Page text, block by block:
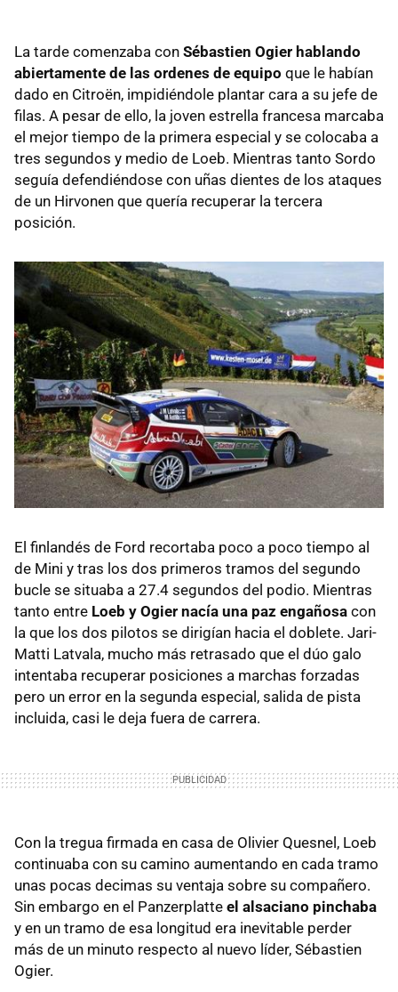
La tarde comenzaba con Sébastien Ogier hablando
abiertamente de las ordenes de equipo que le habían
dado en Citroën, impidiéndole plantar cara a su jefe de
filas. A pesar de ello, la joven estrella francesa marcaba
el mejor tiempo de la primera especial y se colocaba a
tres segundos y medio de Loeb. Mientras tanto Sordo
seguía defendiéndose con uñas dientes de los ataques
de un Hirvonen que quería recuperar la tercera
posición.
El finlandés de Ford recortaba poco a poco tiempo al
de Mini y tras los dos primeros tramos del segundo
bucle se situaba a 27.4 segundos del podio. Mientras
tanto entre Loeb y Ogier nacía una paz engañosa con
la que los dos pilotos se dirigían hacia el doblete. Jari-
Matti Latvala, mucho más retrasado que el dúo galo
intentaba recuperar posiciones a marchas forzadas
pero un error en la segunda especial, salida de pista
incluida, casi le deja fuera de carrera.
Con la tregua firmada en casa de Olivier Quesnel, Loeb
continuaba con su camino aumentando en cada tramo
unas pocas decimas su ventaja sobre su compañero.
Sin embargo en el Panzerplatte el alsaciano pinchaba
y en un tramo de esa longitud era inevitable perder
más de un minuto respecto al nuevo líder, Sébastien
Ogier.